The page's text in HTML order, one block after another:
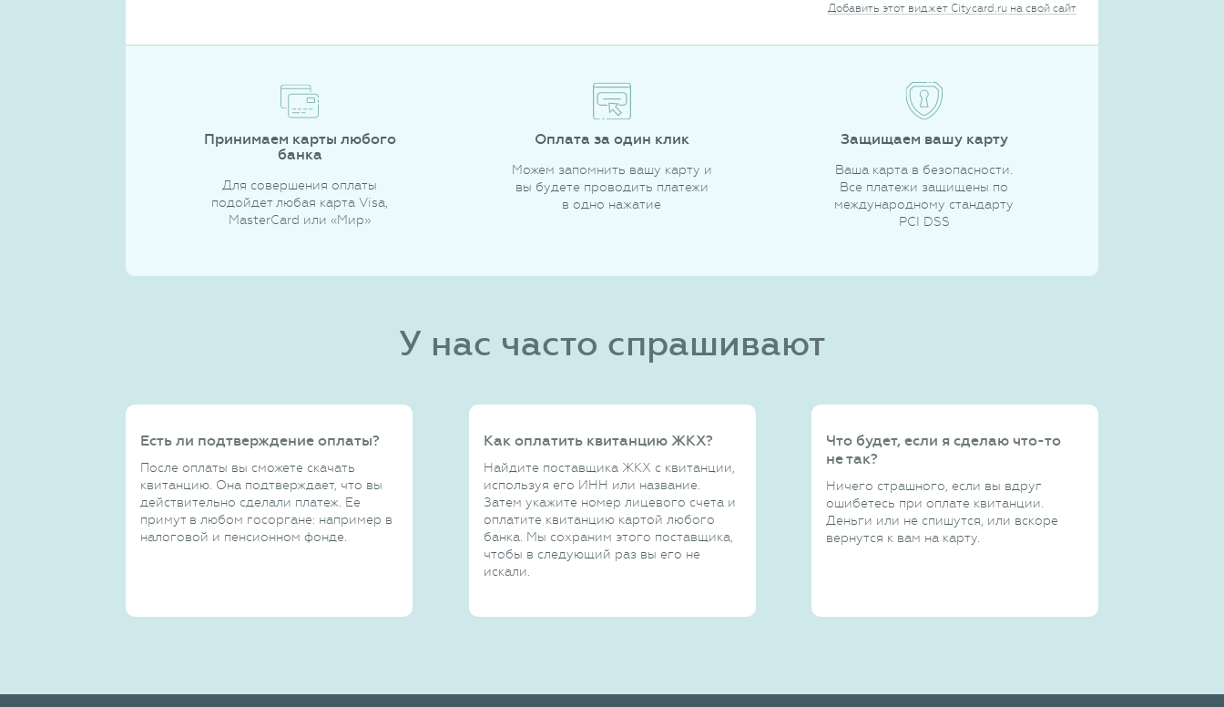
Добавить этот виджет Citycard.ru на свой сайт
Принимаем карты любого
банка
Для совершения оплаты
подойдет любая карта Visa,
MasterCard или «Мир»
Оплата за один клик
Можем запомнить вашу карту и
вы будете проводить платежи
в одно нажатие
Защищаем вашу карту
Ваша карта в безопасности.
Все платежи защищены по
международному стандарту
PCI DSS
У нас часто спрашивают
Есть ли подтверждение оплаты?
После оплаты вы сможете скачать
квитанцию. Она подтверждает, что вы
действительно сделали платеж. Ее
примут в любом госоргане: например в
налоговой и пенсионном фонде.
Как оплатить квитанцию ЖКХ?
Найдите поставщика ЖКХ с квитанции,
используя его ИНН или название.
Затем укажите номер лицевого счета и
оплатите квитанцию картой любого
банка. Мы сохраним этого поставщика,
чтобы в следующий раз вы его не
искали.
Что будет, если я сделаю что-то
не так?
Ничего страшного, если вы вдруг
ошибетесь при оплате квитанции.
Деньги или не спишутся, или вскоре
вернутся к вам на карту.